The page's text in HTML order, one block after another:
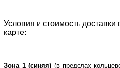
Условия и стоимость
карте:
Зона 1 (синяя) (в пределах